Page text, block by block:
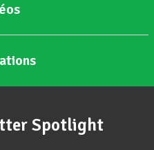
Spotlight